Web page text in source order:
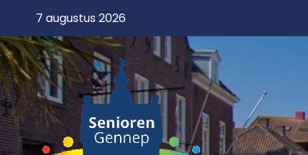
7 augustus 2026